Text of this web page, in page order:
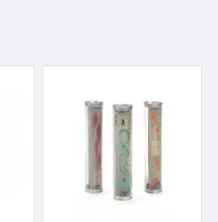
griežčiausius saugos testus, kuriuos
laboratorijos, patvirtintos Europos